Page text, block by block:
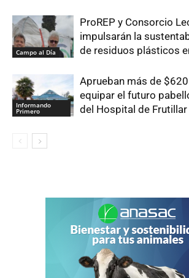
Campo al Día
ProREP y Consorcio
impulsarán la
de residuos plásticos
Informando
Primero
Aprueban más de
equipar el futuro
del Hospital de Frutillar